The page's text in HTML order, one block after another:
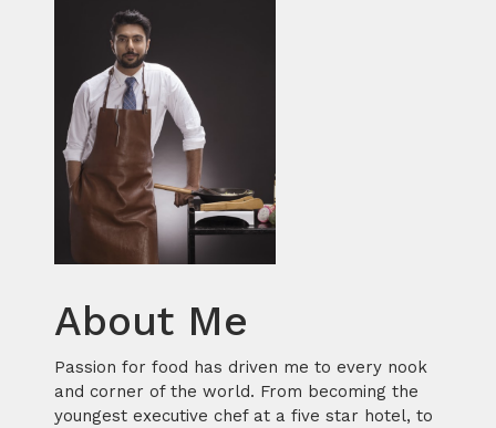
About Me
Passion for food has driven me to every nook
and corner of the world. From becoming the
youngest executive chef at a five star hotel, to